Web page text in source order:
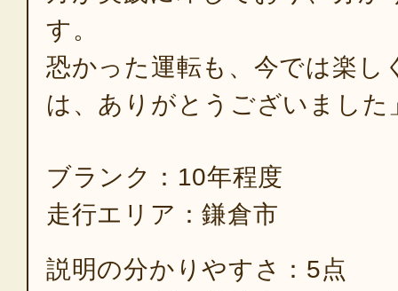
す。
恐かった運転も、今では楽し
は、ありがとうございました
ブランク：10年程度
走行エリア：鎌倉市
説明の分かりやすさ：5点